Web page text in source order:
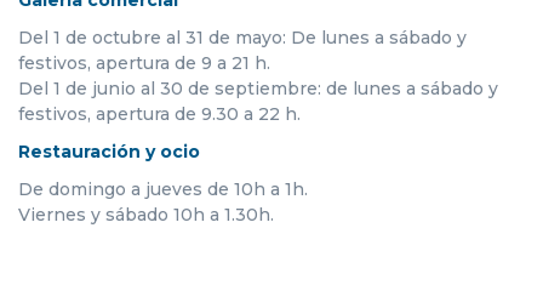
Del 1 de octubre al 31 de mayo: De lunes a sábado y
festivos, apertura de 9 a 21 h.
Del 1 de junio al 30 de septiembre: de lunes a sábado y
festivos, apertura de 9.30 a 22 h.
Restauración y ocio
De domingo a jueves de 10h a 1h.
Viernes y sábado 10h a 1.30h.